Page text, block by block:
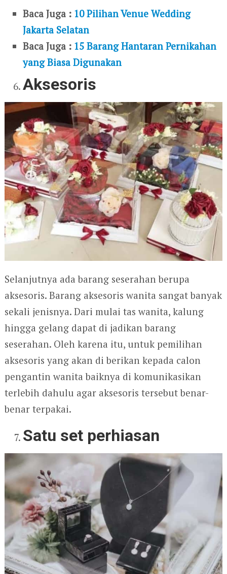
Baca Juga : 10 Pilihan Venue Wedding
Jakarta Selatan
Baca Juga : 15 Barang Hantaran Pernikahan
yang Biasa Digunakan
Aksesoris
Selanjutnya ada barang seserahan berupa
aksesoris. Barang aksesoris wanita sangat banyak
sekali jenisnya. Dari mulai tas wanita, kalung
hingga gelang dapat di jadikan barang
seserahan. Oleh karena itu, untuk pemilihan
aksesoris yang akan di berikan kepada calon
pengantin wanita baiknya di komunikasikan
terlebih dahulu agar aksesoris tersebut benar-
benar terpakai.
Satu set perhiasan